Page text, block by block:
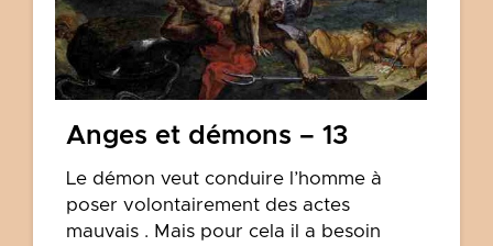
Anges et démons – 13
Le démon veut conduire l’homme à
poser volontairement des actes
mauvais . Mais pour cela il a besoin